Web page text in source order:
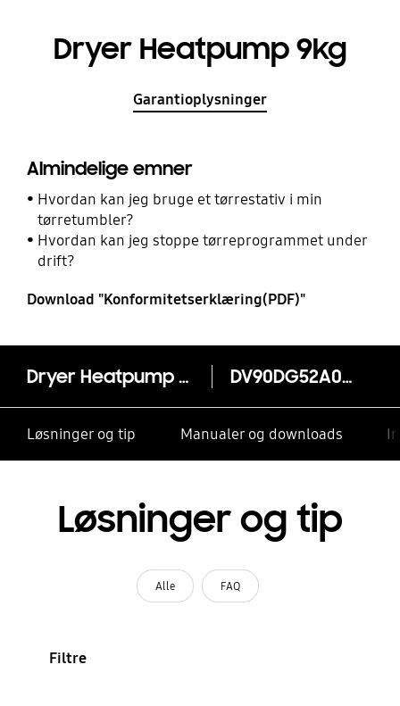
Dryer Heatpump 9kg
Garantioplysninger
Almindelige emner
Hvordan kan jeg bruge et tørrestativ i min
tørretumbler?
Hvordan kan jeg stoppe tørreprogrammet under
drift?
Download "Konformitetserklæring(PDF)"
Dryer Heatpump 9kg DV90DG52A0AH
Løsninger og tip Manualer og downloads
Løsninger og tip
Alle FAQ
Filtre